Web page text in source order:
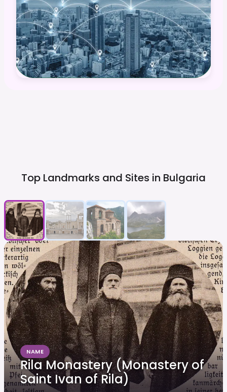
Top Landmarks and Sites in Bulgaria
NAME
Rila Monastery (Monastery of
Saint Ivan of Rila)